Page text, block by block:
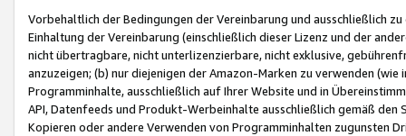
Vorbehaltlich der Bedingungen der Vereinbarung und ausschließlich
Einhaltung der Vereinbarung (einschließlich dieser Lizenz und der
nicht übertragbare, nicht unterlizenzierbare, nicht exklusive,
anzuzeigen; (b) nur diejenigen der Amazon-Marken zu verwenden
Programminhalte, ausschließlich auf Ihrer Website und in
API, Datenfeeds und Produkt-Werbeinhalte ausschließlich gemäß
Kopieren oder andere Verwenden von Programminhalten zugunsten